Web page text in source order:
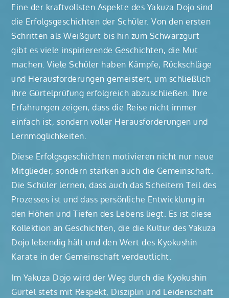
Eine der kraftvollsten Aspekte des Yakuza Dojo sind
die Erfolgsgeschichten der Schüler. Von den ersten
Schritten als Weißgurt bis hin zum Schwarzgurt
gibt es viele inspirierende Geschichten, die Mut
machen. Viele Schüler haben Kämpfe, Rückschläge
und Herausforderungen gemeistert, um schließlich
ihre Gürtelprüfung erfolgreich abzuschließen. Ihre
Erfahrungen zeigen, dass die Reise nicht immer
einfach ist, sondern voller Herausforderungen und
Lernmöglichkeiten.
Diese Erfolgsgeschichten motivieren nicht nur neue
Mitglieder, sondern stärken auch die Gemeinschaft.
Die Schüler lernen, dass auch das Scheitern Teil des
Prozesses ist und dass persönliche Entwicklung in
den Höhen und Tiefen des Lebens liegt. Es ist diese
Kollektion an Geschichten, die die Kultur des Yakuza
Dojo lebendig hält und den Wert des Kyokushin
Karate in der Gemeinschaft verdeutlicht.
Im Yakuza Dojo wird der Weg durch die Kyokushin
Gürtel stets mit Respekt, Disziplin und Leidenschaft